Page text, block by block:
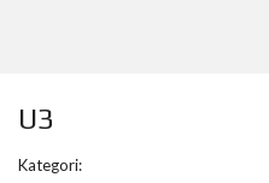
U3
Kategori: